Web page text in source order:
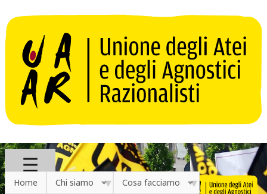
Home Chi siamo
Cosa facciamo